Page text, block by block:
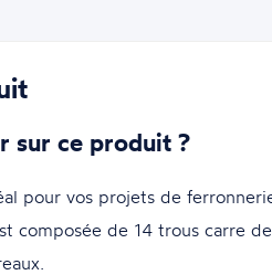
sur ce produit ?
pour vos projets de
de 14 trous carre